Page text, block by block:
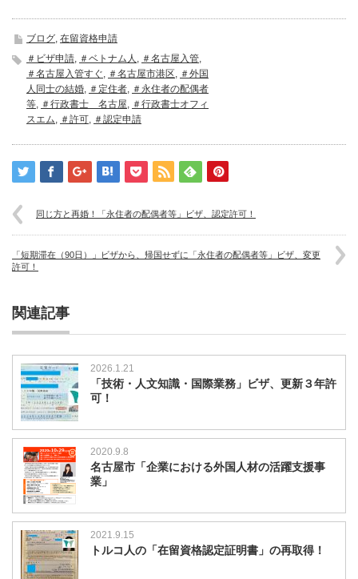
ブログ, 在留資格申請
＃ビザ申請, ＃ベトナム人 , ＃名古屋入管,
＃名古屋入管すぐ, ＃名古屋市港区, ＃外国
人同士の結婚, ＃定住者, ＃永住者の配偶者
等, ＃行政書士 名古屋, ＃行政書士オフィ
スエム, ＃許可, ＃認定申請
同じ方と再婚！「永住者の配偶者等」ビザ、認定許可！
「短期滞在（90日）」ビザから、帰国せずに「永住者の配偶者等」ビザ、変更
許可！
関連記事
2026.1.21
「技術・人文知識・国際業務」ビザ、更新３年許
可！
2020.9.8
名古屋市「企業における外国人材の活躍支援事
業」
2021.9.15
トルコ人の「在留資格認定証明書」の再取得！